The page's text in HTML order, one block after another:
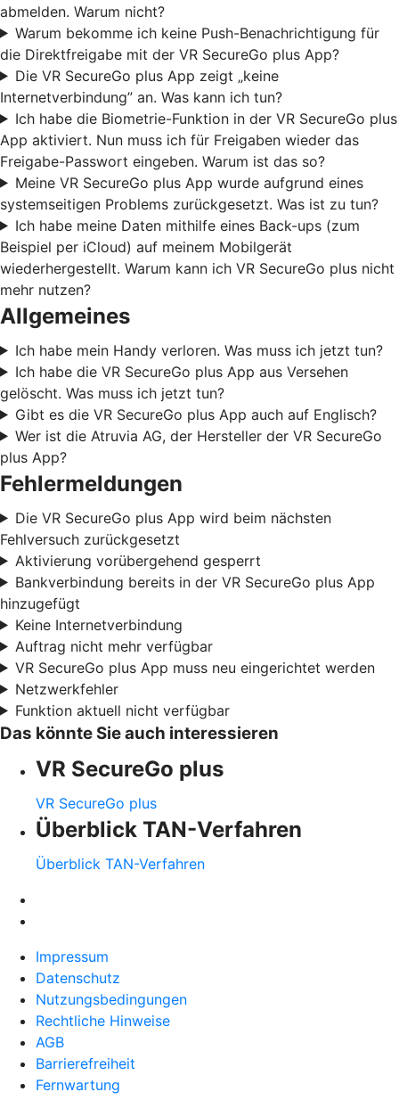
abmelden. Warum nicht?
Warum bekomme ich keine Push-Benachrichtigung für
die Direktfreigabe mit der VR SecureGo plus App?
Die VR SecureGo plus App zeigt „keine
Internetverbindung” an. Was kann ich tun?
Ich habe die Biometrie-Funktion in der VR SecureGo plus
App aktiviert. Nun muss ich für Freigaben wieder das
Freigabe-Passwort eingeben. Warum ist das so?
Meine VR SecureGo plus App wurde aufgrund eines
systemseitigen Problems zurückgesetzt. Was ist zu tun?
Ich habe meine Daten mithilfe eines Back-ups (zum
Beispiel per iCloud) auf meinem Mobilgerät
wiederhergestellt. Warum kann ich VR SecureGo plus nicht
mehr nutzen?
Allgemeines
Ich habe mein Handy verloren. Was muss ich jetzt tun?
Ich habe die VR SecureGo plus App aus Versehen
gelöscht. Was muss ich jetzt tun?
Gibt es die VR SecureGo plus App auch auf Englisch?
Wer ist die Atruvia AG, der Hersteller der VR SecureGo
plus App?
Fehlermeldungen
Die VR SecureGo plus App wird beim nächsten
Fehlversuch zurückgesetzt
Aktivierung vorübergehend gesperrt
Bankverbindung bereits in der VR SecureGo plus App
hinzugefügt
Keine Internetverbindung
Auftrag nicht mehr verfügbar
VR SecureGo plus App muss neu eingerichtet werden
Netzwerkfehler
Funktion aktuell nicht verfügbar
Das könnte Sie auch interessieren
VR SecureGo plus
VR SecureGo plus
Überblick TAN-Verfahren
Überblick TAN-Verfahren
Impressum
Datenschutz
Nutzungsbedingungen
Rechtliche Hinweise
AGB
Barrierefreiheit
Fernwartung